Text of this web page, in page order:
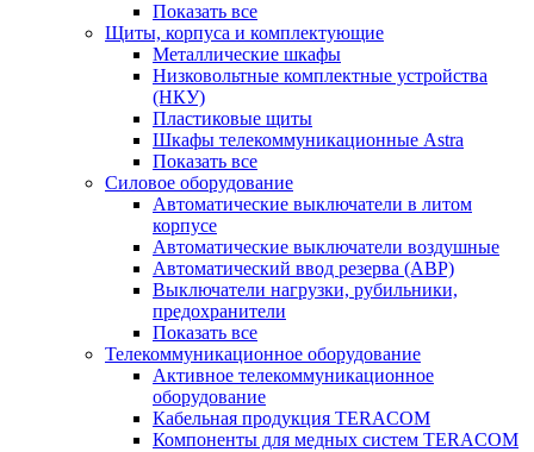
Показать все
Щиты, корпуса и комплектующие
Металлические шкафы
Низковольтные комплектные устройства
(НКУ)
Пластиковые щиты
Шкафы телекоммуникационные Astra
Показать все
Силовое оборудование
Автоматические выключатели в литом
корпусе
Автоматические выключатели воздушные
Автоматический ввод резерва (АВР)
Выключатели нагрузки, рубильники,
предохранители
Показать все
Телекоммуникационное оборудование
Активное телекоммуникационное
оборудование
Кабельная продукция TERACOM
Компоненты для медных систем TERACOM